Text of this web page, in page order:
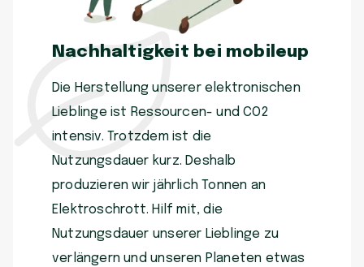
Nachhaltigkeit bei mobileup
Die Herstellung unserer elektronischen
Lieblinge ist Ressourcen- und CO2
intensiv. Trotzdem ist die
Nutzungsdauer kurz. Deshalb
produzieren wir jährlich Tonnen an
Elektroschrott. Hilf mit, die
Nutzungsdauer unserer Lieblinge zu
verlängern und unseren Planeten etwas